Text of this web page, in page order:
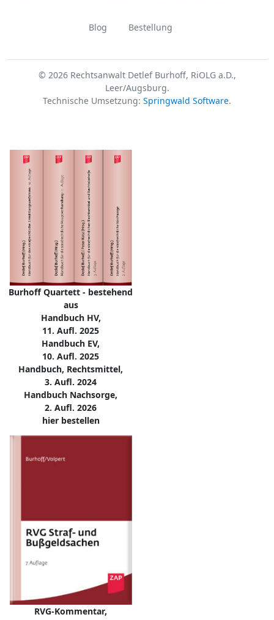
Blog Bestellung
© 2026 Rechtsanwalt Detlef Burhoff, RiOLG a.D.,
Leer/Augsburg.
Technische Umsetzung: Springwald Software.
Burhoff Quartett - bestehend
aus
Handbuch HV,
11. Aufl. 2025
Handbuch EV,
10. Aufl. 2025
Handbuch, Rechtsmittel,
3. Aufl. 2024
Handbuch Nachsorge,
2. Aufl. 2026
hier bestellen
RVG-Kommentar,